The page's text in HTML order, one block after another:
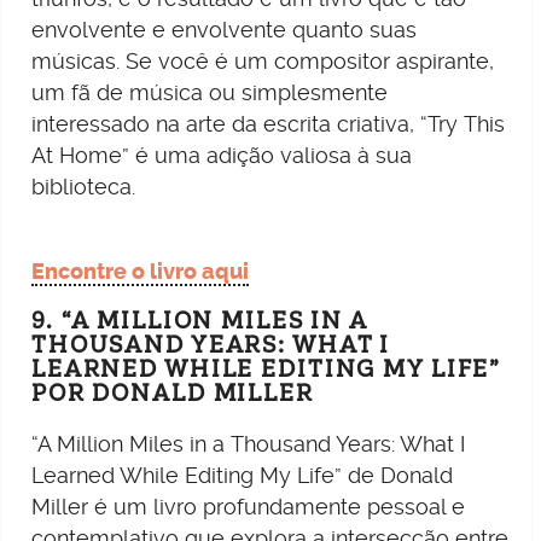
envolvente e envolvente quanto suas
músicas. Se você é um compositor aspirante,
um fã de música ou simplesmente
interessado na arte da escrita criativa, “Try This
At Home” é uma adição valiosa à sua
biblioteca.
Encontre o livro aqui
9. “A MILLION MILES IN A
THOUSAND YEARS: WHAT I
LEARNED WHILE EDITING MY LIFE”
POR DONALD MILLER
“A Million Miles in a Thousand Years: What I
Learned While Editing My Life” de Donald
Miller é um livro profundamente pessoal e